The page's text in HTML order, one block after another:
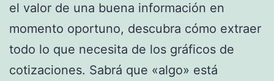
el valor de una buena información en
momento oportuno, descubra cómo extraer
todo lo que necesita de los gráficos de
cotizaciones. Sabrá que «algo» está